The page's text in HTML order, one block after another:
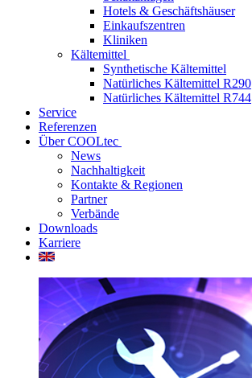
Hotels & Geschäftshäuser
Einkaufszentren
Kliniken
Kältemittel
Synthetische Kältemittel
Natürliches Kältemittel R290
Natürliches Kältemittel R744
Service
Referenzen
Über COOLtec
News
Nachhaltigkeit
Kontakte & Regionen
Partner
Verbände
Downloads
Karriere